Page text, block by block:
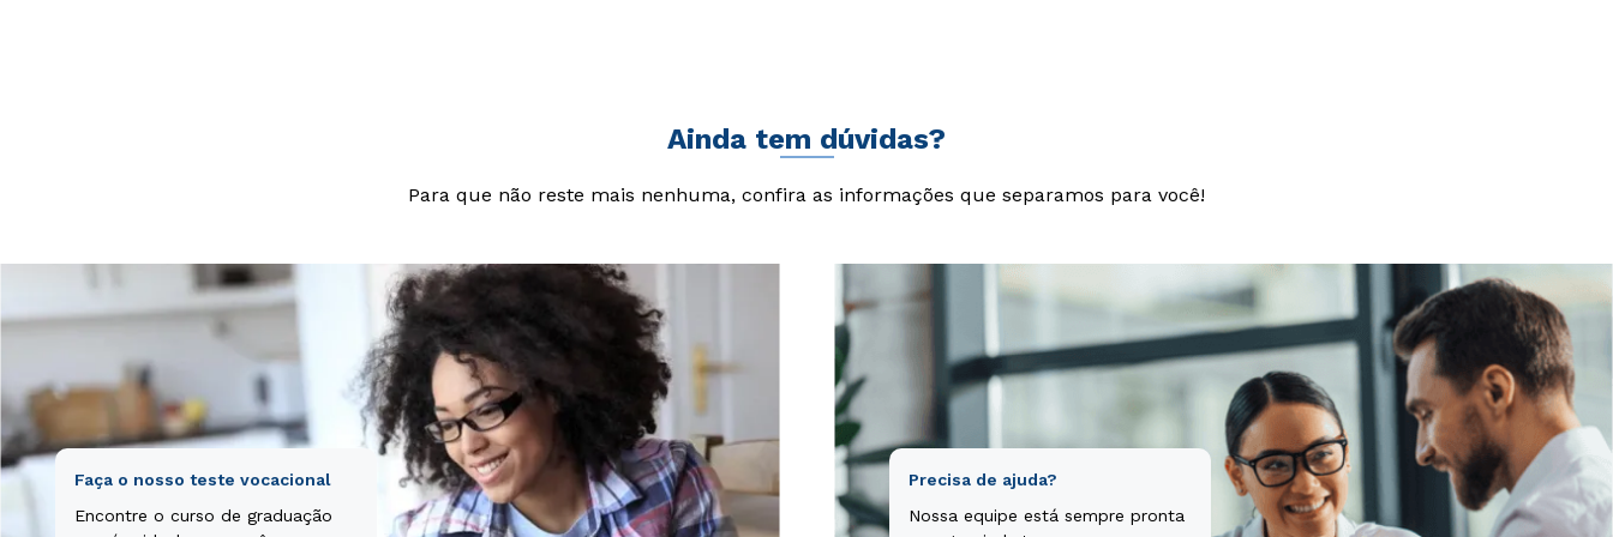
Ainda tem dúvidas?
Para que não reste mais nenhuma, confira as informações que separamos para você!
Faça o nosso teste vocacional
Encontre o curso de graduação
Precisa de ajuda?
Nossa equipe está sempre pronta